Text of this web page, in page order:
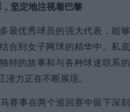
坚定地注视着巴黎
最优秀球员的强大代表，能够
合到女子网球的精华中。私底
特的故事和与各种球迷联系的
潜力正在不断展现。
赛事在两个巡回赛中留下深刻